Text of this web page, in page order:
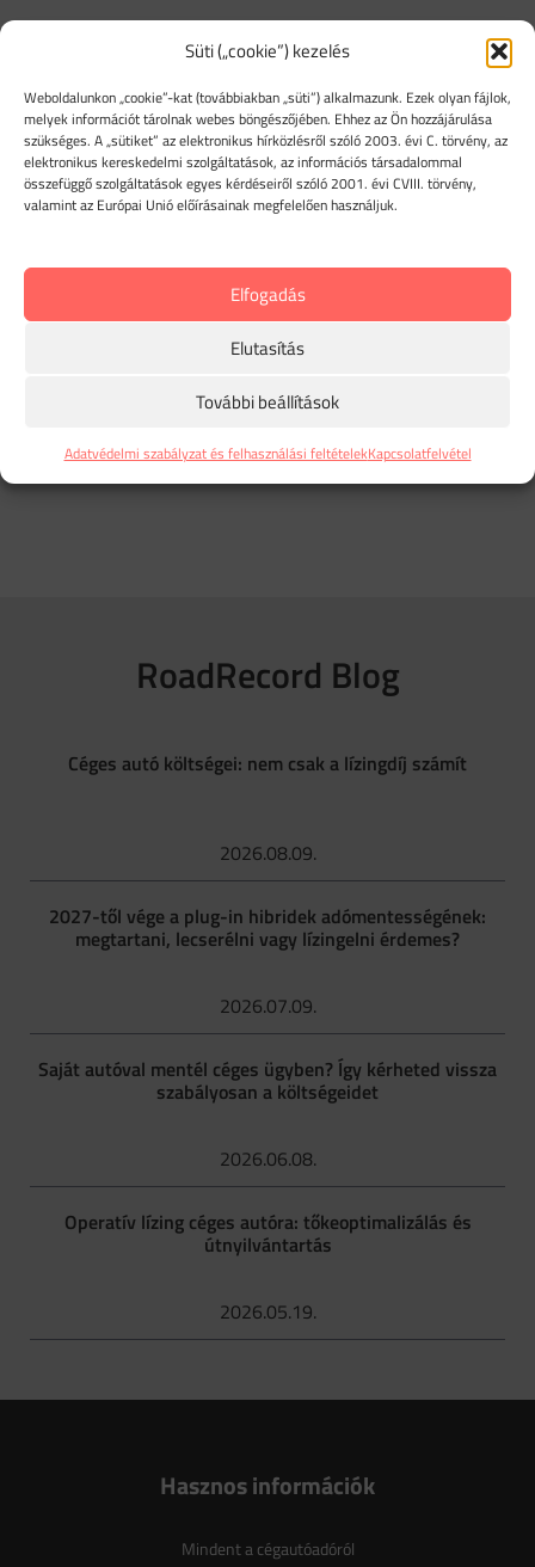
Süti („cookie”) kezelés
Weboldalunkon „cookie”-kat (továbbiakban „süti”) alkalmazunk. Ezek olyan fájlok,
melyek információt tárolnak webes böngészőjében. Ehhez az Ön hozzájárulása
szükséges. A „sütiket” az elektronikus hírközlésről szóló 2003. évi C. törvény, az
elektronikus kereskedelmi szolgáltatások, az információs társadalommal
összefüggő szolgáltatások egyes kérdéseiről szóló 2001. évi CVIII. törvény,
valamint az Európai Unió előírásainak megfelelően használjuk.
Elfogadás
Elutasítás
További beállítások
Adatvédelmi szabályzat és felhasználási feltételekKapcsolatfelvétel
RoadRecord Blog
Céges autó költségei: nem csak a lízingdíj számít
2026.08.09.
2027-től vége a plug-in hibridek adómentességének:
megtartani, lecserélni vagy lízingelni érdemes?
2026.07.09.
Saját autóval mentél céges ügyben? Így kérheted vissza
szabályosan a költségeidet
2026.06.08.
Operatív lízing céges autóra: tőkeoptimalizálás és
útnyilvántartás
2026.05.19.
Hasznos információk
Mindent a cégautóadóról